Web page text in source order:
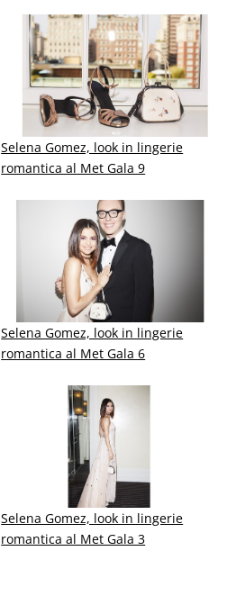
Selena Gomez, look in lingerie
romantica al Met Gala 9
Selena Gomez, look in lingerie
romantica al Met Gala 6
Selena Gomez, look in lingerie
romantica al Met Gala 3